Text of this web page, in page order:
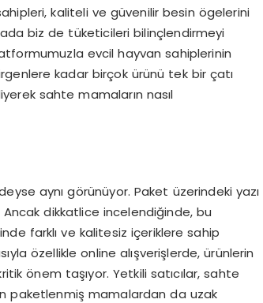
kaliteli ve güvenilir besin ögelerini
biz de tüketicileri bilinçlendirmeyi
evcil hayvan sahiplerinin
kadar birçok ürünü tek bir çatı
sahte mamaların nasıl
aynı görünüyor. Paket üzerindeki yazı
dikkatlice incelendiğinde, bu
farklı ve kalitesiz içeriklere sahip
özellikle online alışverişlerde, ürünlerin
önem taşıyor. Yetkili satıcılar, sahte
paketlenmiş mamalardan da uzak